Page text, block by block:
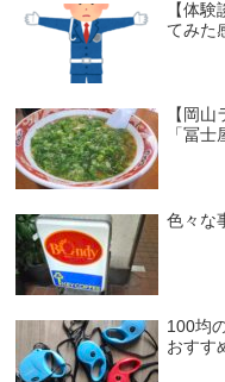
【体
てみた
【岡
「冨士
色々な
100均
おすす